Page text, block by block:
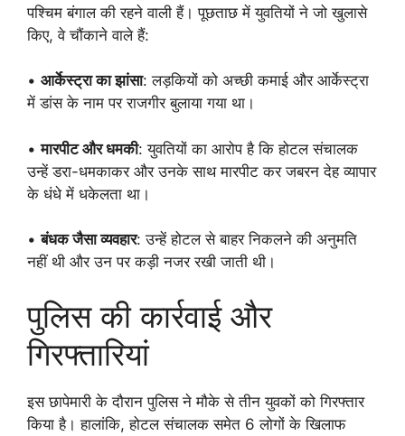
पश्चिम बंगाल की रहने वाली हैं। पूछताछ में युवतियों ने जो खुलासे
किए, वे चौंकाने वाले हैं:
• आर्केस्ट्रा का झांसा: लड़कियों को अच्छी कमाई और आर्केस्ट्रा
में डांस के नाम पर राजगीर बुलाया गया था।
•मारपीट और धमकी: युवतियों का आरोप है कि होटल संचालक
उन्हें डरा-धमकाकर और उनके साथ मारपीट कर जबरन देह व्यापार
के धंधे में धकेलता था।
•बंधक जैसा व्यवहार: उन्हें होटल से बाहर निकलने की अनुमति
नहीं थी और उन पर कड़ी नजर रखी जाती थी।
पुलिस की कार्रवाई और
गिरफ्तारियां
इस छापेमारी के दौरान पुलिस ने मौके से तीन युवकों को गिरफ्तार
किया है। हालांकि, होटल संचालक समेत 6 लोगों के खिलाफ